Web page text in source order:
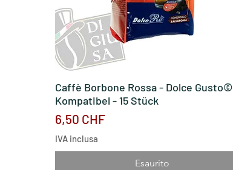
Vista rapida
Caffè Borbone Rossa - Dolce Gusto©
Kompatibel - 15 Stück
Prezzo
6,50 CHF
IVA inclusa
Esaurito